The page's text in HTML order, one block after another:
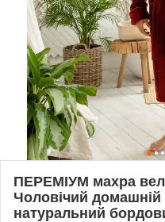
ПЕРЕМІУМ махра
Чоловічий домашній
натуральний